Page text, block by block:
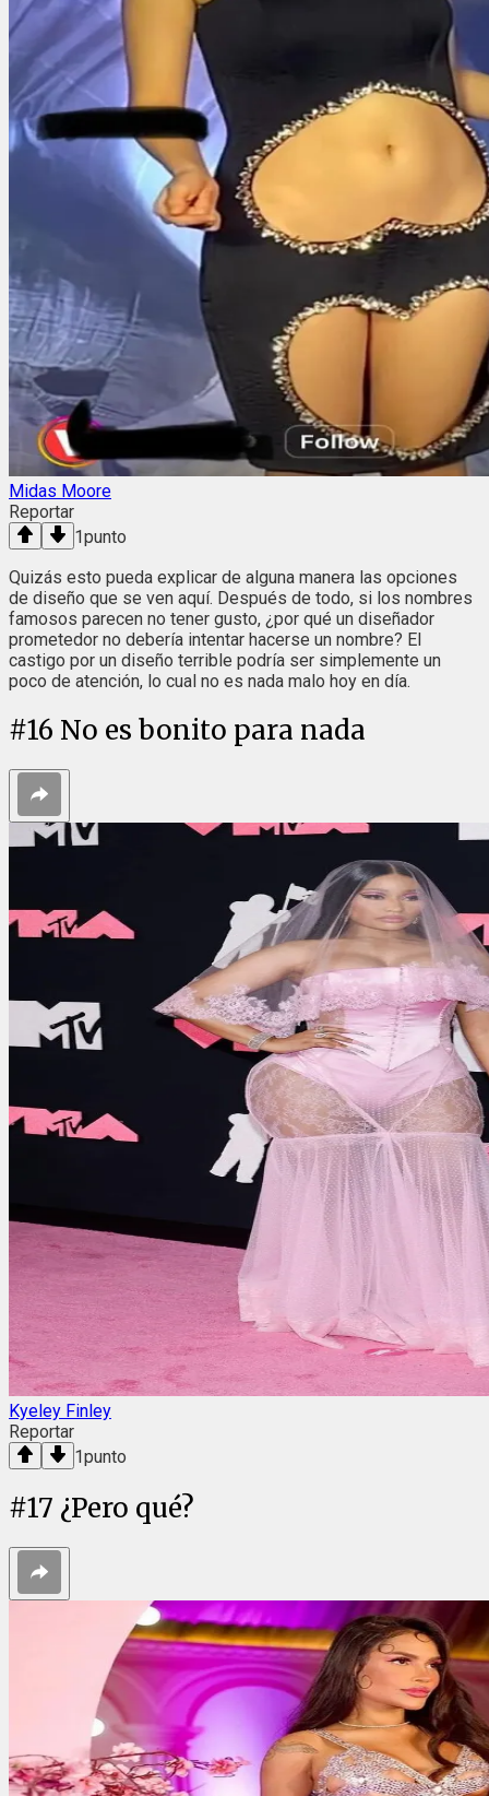
Midas Moore
Reportar
1punto
Quizás esto pueda explicar de alguna manera las opciones
de diseño que se ven aquí. Después de todo, si los nombres
famosos parecen no tener gusto, ¿por qué un diseñador
prometedor no debería intentar hacerse un nombre? El
castigo por un diseño terrible podría ser simplemente un
poco de atención, lo cual no es nada malo hoy en día.
#16 No es bonito para nada
Kyeley Finley
Reportar
1punto
#17 ¿Pero qué?